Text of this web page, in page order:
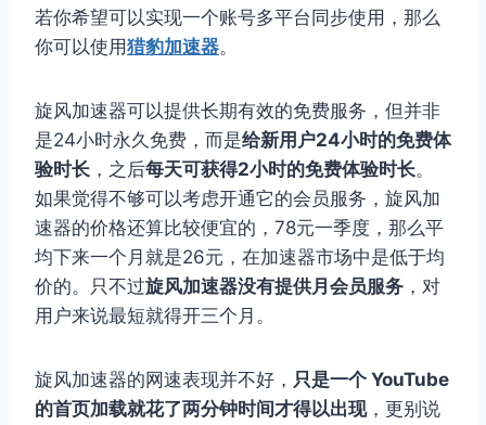
若你希望可以实现一个账号多平台同步使用，那么
你可以使用猎豹加速器。
旋风加速器可以提供长期有效的免费服务，但并非
是24小时永久免费，而是给新用户24小时的免费体
验时长 ，之后每天可获得2小时的免费体验时长。
如果觉得不够可以考虑开通它的会员服务，旋风加
速器的价格还算比较便宜的，78元一季度，那么平
均下来一个月就是26元，在加速器市场中是低于均
价的。只不过旋风加速器没有提供月会员服务 ，对
用户来说最短就得开三个月。
旋风加速器的网速表现并不好， 只是一个 YouTube
的首页加载就花了两分钟时间才得以出现，更别说